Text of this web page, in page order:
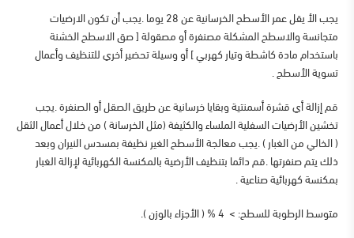
يجب الأ يقل عمر الأسطح الخرسانية عن 28 يوما .يجب أن تكون الارضيات
متجانسة والاسطح المشكلة مصنفرة أو مصقولة [ صق الاسطح الخشنة
باستخدام مادة كاشطة وتيار كهربي ] أو وسيلة تحضير أخري للتنظيف وأعمال
تسوية الأسطح .
قم إزالة أي قشرة أسمنتية وبقايا خرسانية عن طريق الصقل أو الصنفرة .يجب
تخشين الأرضيات السفلية الملساء والكثيفة (مثل الخرسانة ) من خلال أعمال الثقل
( الخالي من الغبار ) .يجب معالجة الأسطح الغير نظيفة بمسدس النيران وبعد
ذلك يتم صنفرتها .قم دائما بتنظيف الأرضية بالمكنسة الكهربائية لإزالة الغبار
بمكنسة كهربائية صناعية .
متوسط الرطوبة للسطح: >